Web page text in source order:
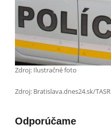
Zdroj: Ilustračné foto
Zdroj: Bratislava.dnes24.sk/TASR
Odporúčame